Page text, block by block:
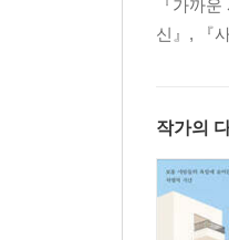
『가까
신』, 『
작가의